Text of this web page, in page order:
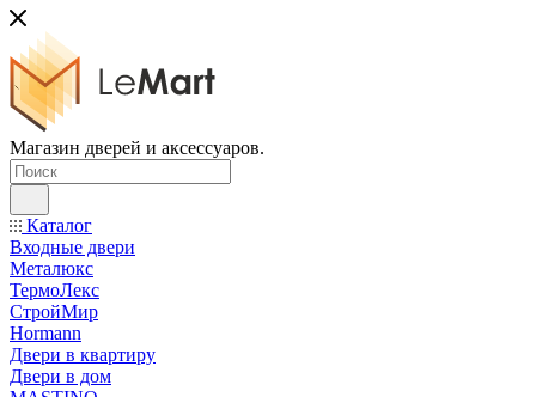
Магазин дверей и аксессуаров.
Каталог
Входные двери
Металюкс
ТермоЛекс
СтройМир
Hormann
Двери в квартиру
Двери в дом